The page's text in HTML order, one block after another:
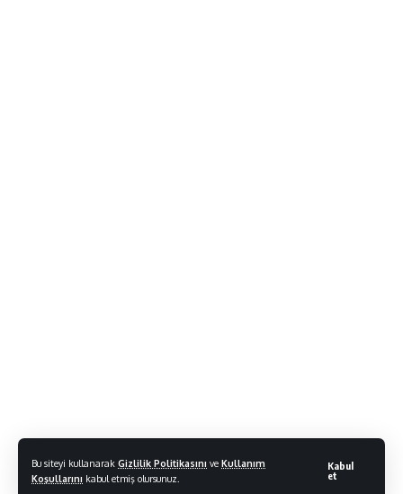
Bu siteyi kullanarak Gizlilik Politikasını ve Kullanım
Koşullarını kabul etmiş olursunuz.
Kabul
et